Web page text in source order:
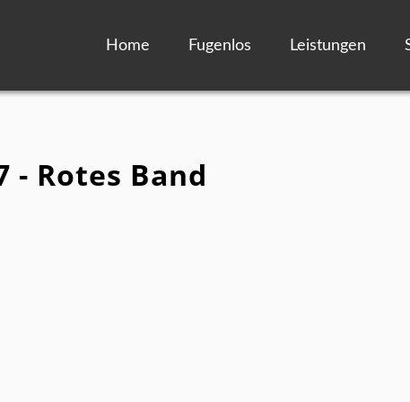
Home Fugenlos Leistungen
- Rotes Band